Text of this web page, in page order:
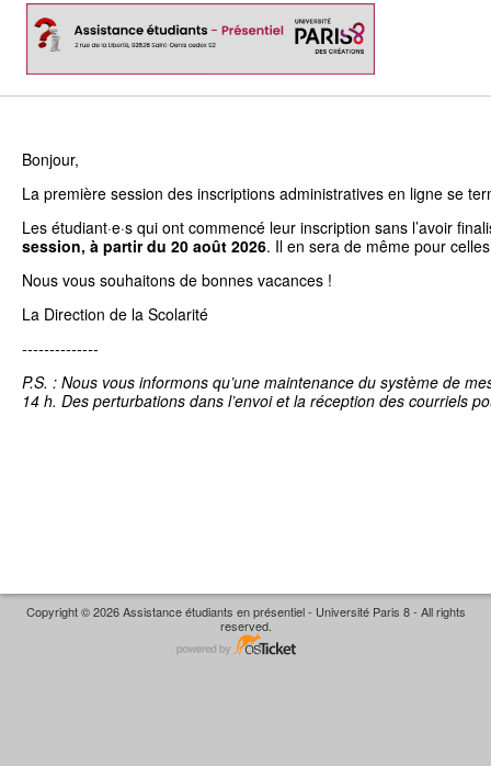
Bonjour,
La première session des inscriptions administratives en ligne se
Les étudiant·e·s qui ont commencé leur inscription sans l’avoir
session, à partir du 20 août 2026. Il en sera de même pour
Nous vous souhaitons de bonnes vacances !
La Direction de la Scolarité
--------------
P.S. : Nous vous informons qu’une maintenance du système de
14 h. Des perturbations dans l’envoi et la réception des courriels
Copyright © 2026 Assistance étudiants en présentiel - Université Paris 8 - All rights
reserved.